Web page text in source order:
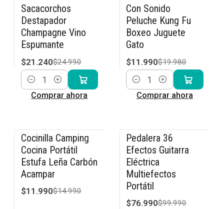
-15% OFF
Sacacorchos
Destapador
Champagne Vino
Espumante
$21.240$24.990
Cantidad
Comprar ahora
-40% OFF
Con Sonido
Peluche Kung Fu
Boxeo Juguete
Gato
$11.990$19.980
Cantidad
Comprar ahora
-20% OFF
Cocinilla Camping
Cocina Portátil
Estufa Leña Carbón
Acampar
$11.990$14.990
-23% OFF
Pedalera 36
Efectos Guitarra
Eléctrica
Multiefectos
Portátil
$76.990$99.990